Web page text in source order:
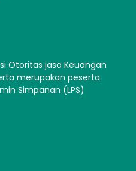
Otoritas jasa Keuangan
merupakan peserta
Simpanan (LPS)